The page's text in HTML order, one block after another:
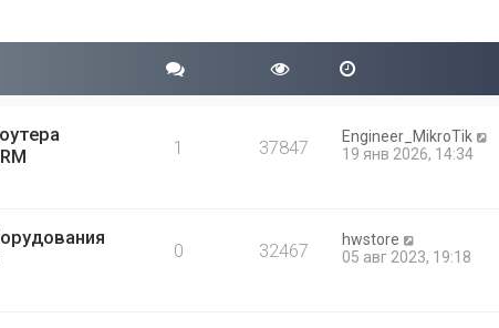
1 37847
Engineer_MikroTik
19 янв 2026, 14:34
0 32467
hwstore
05 авг 2023, 19:18